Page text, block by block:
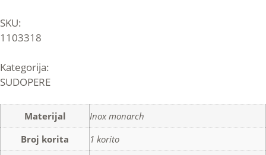
SKU:
1103318
Kategorija:
SUDOPERE
Materijal
Inox monarch
Broj korita
1 korito